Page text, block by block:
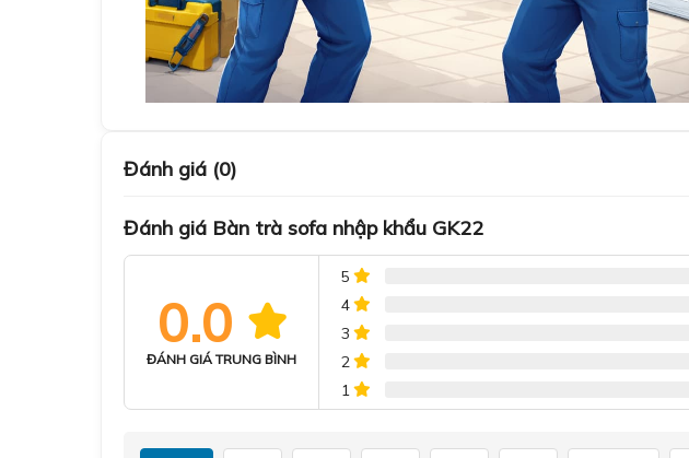
Đánh giá (0)
Đánh giá Bàn trà sofa nhập khẩu GK22
0.0
ĐÁNH GIÁ TRUNG BÌNH
5
4
3
2
1